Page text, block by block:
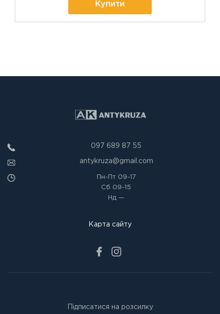
Купити
097 689 87 55
antykruza@gmail.com
Пн-Пт09-17
Сб 09-15
Нд —
Карта сайту
Підписатися на розсилку